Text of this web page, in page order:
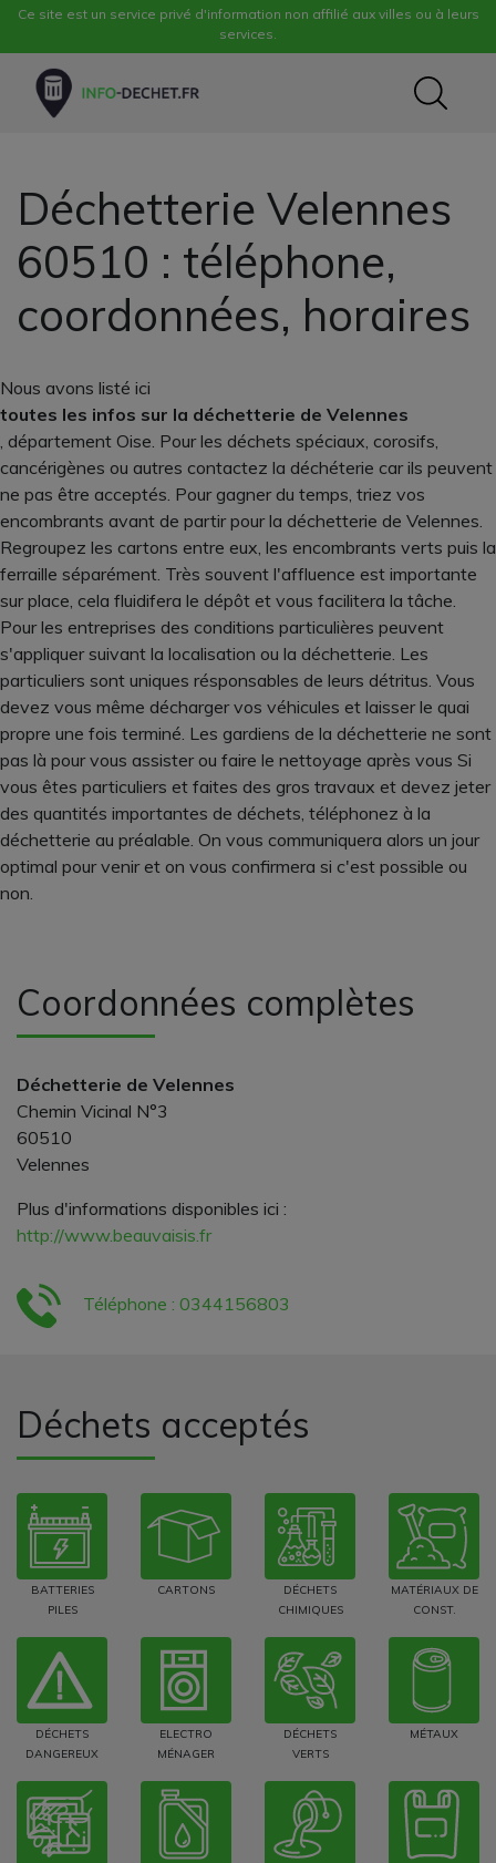
Ce site est un service privé d'information non affilié aux villes ou à leurs
services.
Déchetterie Velennes
60510 : téléphone,
coordonnées, horaires
Nous avons listé ici
toutes les infos sur la déchetterie de Velennes
, département Oise. Pour les déchets spéciaux, corosifs,
cancérigènes ou autres contactez la déchéterie car ils peuvent
ne pas être acceptés. Pour gagner du temps, triez vos
encombrants avant de partir pour la déchetterie de Velennes.
Regroupez les cartons entre eux, les encombrants verts puis la
ferraille séparément. Très souvent l'affluence est importante
sur place, cela fluidifera le dépôt et vous facilitera la tâche.
Pour les entreprises des conditions particulières peuvent
s'appliquer suivant la localisation ou la déchetterie. Les
particuliers sont uniques résponsables de leurs détritus. Vous
devez vous même décharger vos véhicules et laisser le quai
propre une fois terminé. Les gardiens de la déchetterie ne sont
pas là pour vous assister ou faire le nettoyage après vous Si
vous êtes particuliers et faites des gros travaux et devez jeter
des quantités importantes de déchets, téléphonez à la
déchetterie au préalable. On vous communiquera alors un jour
optimal pour venir et on vous confirmera si c'est possible ou
non.
Coordonnées complètes
Déchetterie de Velennes
Chemin Vicinal N°3
60510
Velennes
Plus d'informations disponibles ici :
http://www.beauvaisis.fr
Téléphone : 0344156803
Déchets acceptés
BATTERIES
PILES
CARTONS
DÉCHETS
CHIMIQUES
MATÉRIAUX DE
CONST.
DÉCHETS
DANGEREUX
ELECTRO
MÉNAGER
DÉCHETS
VERTS
MÉTAUX